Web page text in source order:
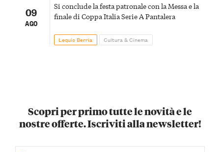
09
AGO
Si conclude la festa patronale con la Messa e la
finale di Coppa Italia Serie A Pantalera
Lequio Berria Cultura & Cinema
Scopri per primo tutte le novità e le
nostre offerte. Iscriviti alla newsletter!